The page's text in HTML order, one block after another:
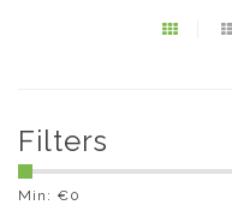
Filters
Min: €0